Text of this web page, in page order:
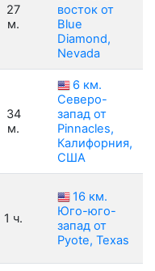
27
м.
восток от
Blue
Diamond,
Nevada
34
м.
6 км.
Северо-
запад от
Pinnacles,
Калифорния,
США
1 ч.
16 км.
Юго-юго-
запад от
Pyote, Texas